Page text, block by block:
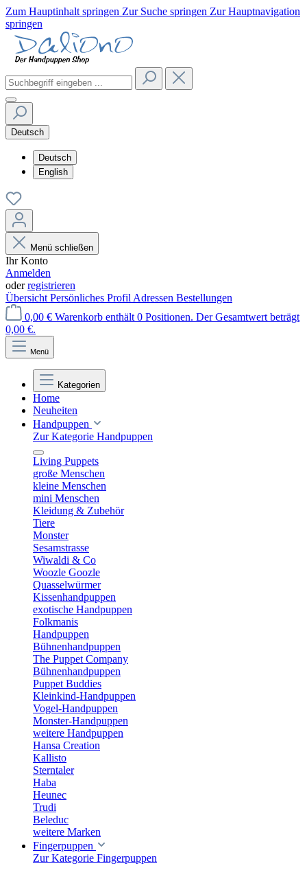
Zum Hauptinhalt springen Zur Suche springen Zur Hauptnavigation
springen
Deutsch
Deutsch
English
Menü schließen
Ihr Konto
Anmelden
oderregistrieren
Übersicht Persönliches Profil Adressen Bestellungen
0,00 € Warenkorb enthält 0 Positionen. Der Gesamtwert beträgt
0,00 €.
Menü
Kategorien
Home
Neuheiten
Handpuppen
Zur Kategorie Handpuppen
Living Puppets
große Menschen
kleine Menschen
mini Menschen
Kleidung & Zubehör
Tiere
Monster
Sesamstrasse
Wiwaldi & Co
Woozle Goozle
Quasselwürmer
Kissenhandpuppen
exotische Handpuppen
Folkmanis
Handpuppen
Bühnenhandpuppen
The Puppet Company
Bühnenhandpuppen
Puppet Buddies
Kleinkind-Handpuppen
Vogel-Handpuppen
Monster-Handpuppen
weitere Handpuppen
Hansa Creation
Kallisto
Sterntaler
Haba
Heunec
Trudi
Beleduc
weitere Marken
Fingerpuppen
Zur Kategorie Fingerpuppen